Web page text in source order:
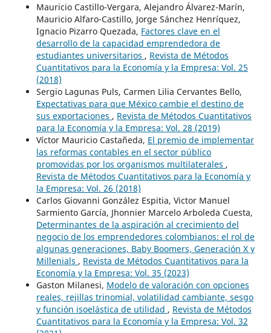
Mauricio Castillo-Vergara, Alejandro Álvarez-Marín,
Mauricio Alfaro-Castillo, Jorge Sánchez Henríquez,
Ignacio Pizarro Quezada, Factores clave en el
desarrollo de la capacidad emprendedora de
estudiantes universitarios , Revista de Métodos
Cuantitativos para la Economía y la Empresa: Vol. 25
(2018)
Sergio Lagunas Puls, Carmen Lilia Cervantes Bello,
Expectativas para que México cambie el destino de
sus exportaciones , Revista de Métodos Cuantitativos
para la Economía y la Empresa: Vol. 28 (2019)
Víctor Mauricio Castañeda, El premio de implementar
las reformas contables en el sector público
promovidas por los organismos multilaterales ,
Revista de Métodos Cuantitativos para la Economía y
la Empresa: Vol. 26 (2018)
Carlos Giovanni González Espitia, Victor Manuel
Sarmiento García, Jhonnier Marcelo Arboleda Cuesta,
Determinantes de la aspiración al crecimiento del
negocio de los emprendedores colombianos: el rol de
algunas generaciones, Baby Boomers, Generación X y
Millenials , Revista de Métodos Cuantitativos para la
Economía y la Empresa: Vol. 35 (2023)
Gaston Milanesi, Modelo de valoración con opciones
reales, rejillas trinomial, volatilidad cambiante, sesgo
y función isoelástica de utilidad , Revista de Métodos
Cuantitativos para la Economía y la Empresa: Vol. 32